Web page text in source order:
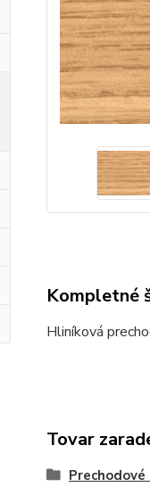
Kompletné
Hliníková
Tovar
Prechodové